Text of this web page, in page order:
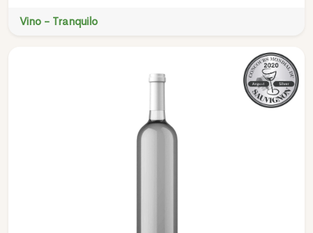
Vino - Tranquilo